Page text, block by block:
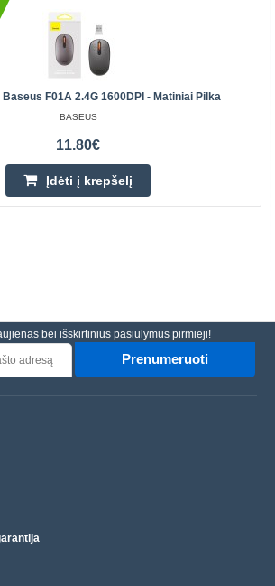
Baseus F01A 2.4G 1600DPI - Matiniai Pilka
BASEUS
11.80€
Įdėti į krepšelį
bei išskirtinius pasiūlymus pirmieji!
Prenumeruoti